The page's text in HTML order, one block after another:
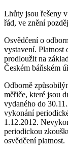
Lhůty jsou řešeny
řád, ve znění
Osvědčení o
vystavení. Platnost
prodloužit na
Českém báňském
Odborně
měřiče, které jsou
vydaného do
vykonání
1.12.2012.
periodickou
osvědčení platnost.